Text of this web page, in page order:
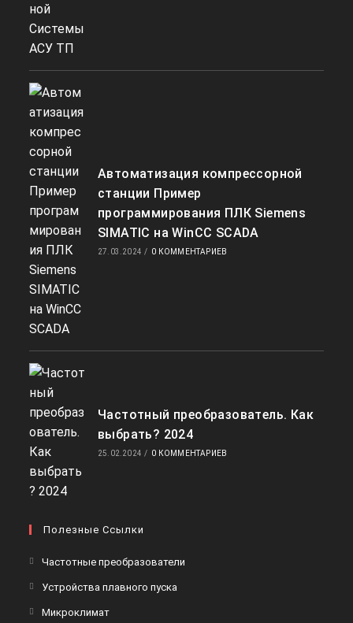
Автоматизация компрессорной
станции Пример
программирования ПЛК Siemens
SIMATIC на WinCC SCADA
27.03.2024 / 0 КОММЕНТАРИЕВ
Частотный преобразователь. Как
выбрать? 2024
25.02.2024 / 0 КОММЕНТАРИЕВ
Полезные Ссылки
Частотные преобразователи
Устройства плавного пуска
МикроклиматОткроется